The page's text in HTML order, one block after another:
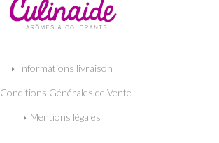
Informations livraison
Conditions Générales de Vente
Mentions légales